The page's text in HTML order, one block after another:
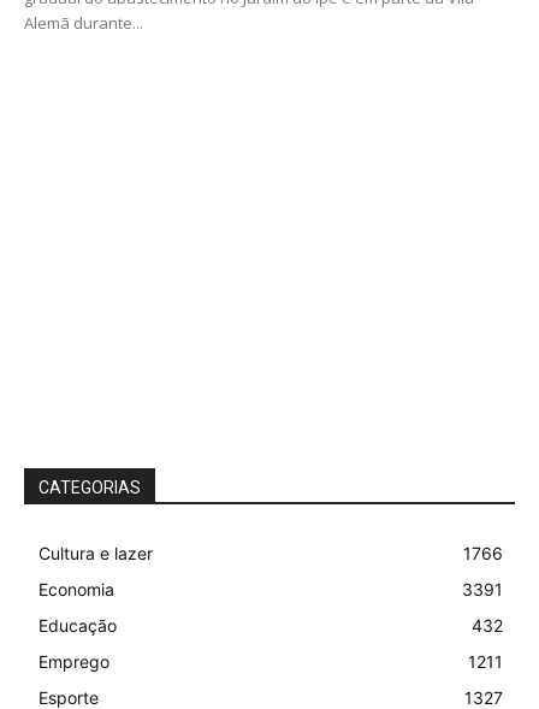
Alemã durante...
CATEGORIAS
Cultura e lazer
1766
Economia
3391
Educação
432
Emprego
1211
Esporte
1327